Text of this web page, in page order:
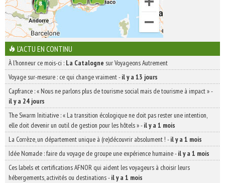
L'ACTU EN CONTINU
À l'honneur ce mois-ci : La Catalogne sur Voyageons Autrement
Voyage sur-mesure : ce qui change vraiment-il y a 13 jours
Capfrance : « Nous ne parlons plus de tourisme social mais de tourisme à impact »-
il y a 24 jours
The Swarm Initiative : « La transition écologique ne doit pas rester une intention,
elle doit devenir un outil de gestion pour les hôtels »-il y a 1 mois
La Corrèze, un département unique à (re)découvrir absolument ! -il y a 1 mois
Idée Nomade : faire du voyage de groupe une expérience humaine-il y a 1 mois
Ces labels et certifications AFNOR qui aident les voyageurs à choisir leurs
hébergements, activités ou destinations-il y a 1 mois